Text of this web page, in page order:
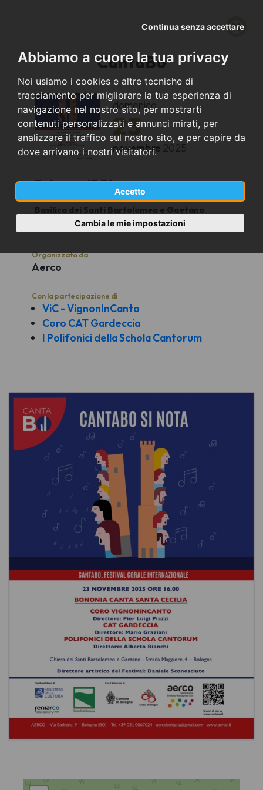
Abbiamo a cuore la tua privacy
Noi usiamo i cookies e altre tecniche di
tracciamento per migliorare la tua esperienza di
navigazione nel nostro sito, per mostrarti
contenuti personalizzati e annunci mirati, per
analizzare il traffico sul nostro sito, e per capire da
dove arrivano i nostri visitatori.
Accetto
Continua senza accettare
Cambia le mie impostazioni
CantaBo
domenica
23
novembre 2025
Bologna (BO)
Basilica dei Santi Bartolomeo e Gaetano
Organizzato da
Aerco
Con la partecipazione di
ViC - VignonInCanto
Coro CAT Gardeccia
I Polifonici della Schola Cantorum